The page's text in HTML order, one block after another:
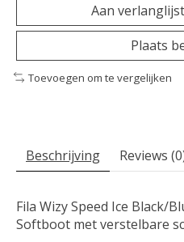
Aan
Plaats
Toevoegen om te vergelijken
Beschrijving Reviews
Fila Wizy Speed Ice Black/
Softboot met verstelbare